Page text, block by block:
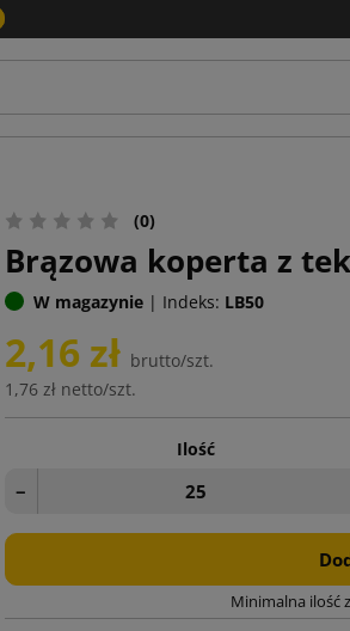
(0)
Brązowa koperta z
W magazynie| Indeks: LB50
2,16 zł brutto/szt.
1,76 zł netto/szt.
Ilość
−
Minimalna ilość